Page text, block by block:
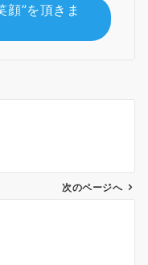
顔”を頂きま
次のページへ